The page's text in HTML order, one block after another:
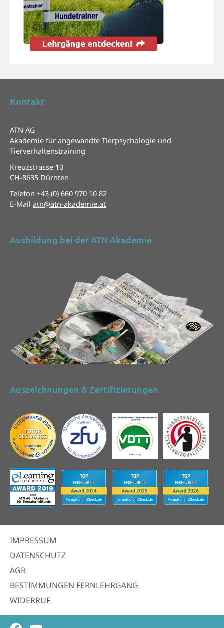
Kontakt
ATN AG
Akademie für angewandte Tierpsychologie und
Tierverhaltenstraining
Kreuzstrasse 10
CH-8635 Dürnten
Telefon +43 (0) 660 970 10 82
E-Mail atn@atn-akademie.at
Ausbildung bei der ATN Akademie
Auszeichnungen & Zertifizierungen
IMPRESSUM
DATENSCHUTZ
AGB
BESTIMMUNGEN FERNLEHRGANG
WIDERRUF